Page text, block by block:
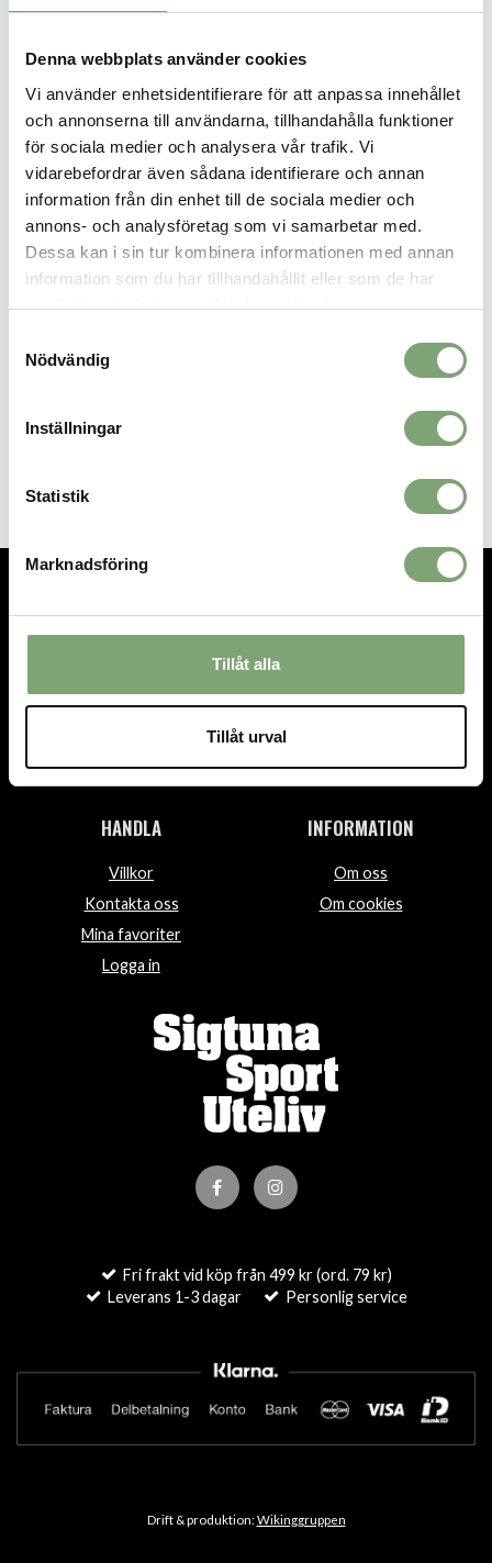
Denna webbplats använder cookies
Vi använder enhetsidentifierare för att anpassa innehållet
och annonserna till användarna, tillhandahålla funktioner
för sociala medier och analysera vår trafik. Vi
vidarebefordrar även sådana identifierare och annan
information från din enhet till de sociala medier och
annons- och analysföretag som vi samarbetar med.
Dessa kan i sin tur kombinera informationen med annan
information som du har tillhandahållit eller som de har
samlat in när du har använt deras tjänster.
Nödvändig
Inställningar
Statistik
Marknadsföring
Tillåt alla
Tillåt urval
Artikelnummer:
030137_1
ALTERNATIVA FÄRGER
Fat Pipe Sticky Grip - Black Fat Pipe Sticky Grip - Grey
INFO@SIGTUNASPORT.SE
Stora Gatan 29, Sigtuna
Öppettider:
Mån-fre 10-18, Lör 10-15, Sön 12-15
HANDLA
Villkor
Kontakta oss
Mina favoriter
Logga in
INFORMATION
Om oss
Om cookies
Fri frakt vid köp från 499 kr (ord. 79 kr)
Leverans 1-3 dagar
Personlig service
Drift & produktion: Wikinggruppen